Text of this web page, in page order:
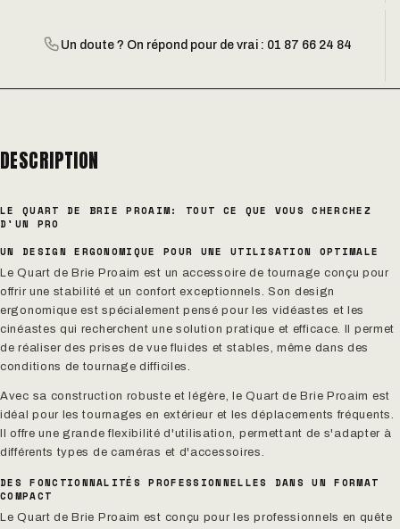
Un doute ? On répond pour de vrai : 01 87 66 24 84
DESCRIPTION
LE QUART DE BRIE PROAIM: TOUT CE QUE VOUS CHERCHEZ
D'UN PRO
UN DESIGN ERGONOMIQUE POUR UNE UTILISATION OPTIMALE
Le Quart de Brie Proaim est un accessoire de tournage conçu pour
offrir une stabilité et un confort exceptionnels. Son design
ergonomique est spécialement pensé pour les vidéastes et les
cinéastes qui recherchent une solution pratique et efficace. Il permet
de réaliser des prises de vue fluides et stables, même dans des
conditions de tournage difficiles.
Avec sa construction robuste et légère, le Quart de Brie Proaim est
idéal pour les tournages en extérieur et les déplacements fréquents.
Il offre une grande flexibilité d'utilisation, permettant de s'adapter à
différents types de caméras et d'accessoires.
DES FONCTIONNALITÉS PROFESSIONNELLES DANS UN FORMAT
COMPACT
Le Quart de Brie Proaim est conçu pour les professionnels en quête